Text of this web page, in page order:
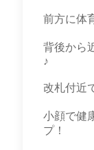
前方に体
背後から
♪
改札付近
小顔で健
プ！